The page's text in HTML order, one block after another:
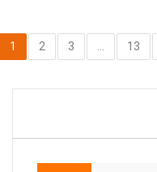
1 2 3 13